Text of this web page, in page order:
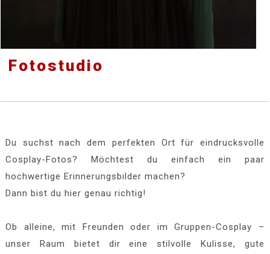
Fotostudio
Du suchst nach dem perfekten Ort für eindrucksvolle
Cosplay-Fotos? Möchtest du einfach ein paar
hochwertige Erinnerungsbilder machen?
Dann bist du hier genau richtig!
Ob alleine, mit Freunden oder im Gruppen-Cosplay –
unser Raum bietet dir eine stilvolle Kulisse, gute